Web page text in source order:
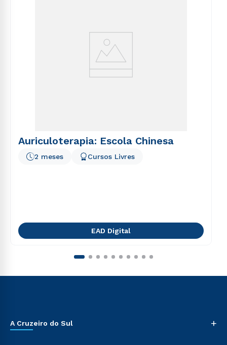
Auriculoterapia: Escola Chinesa
2 meses Cursos Livres
EAD Digital
A Cruzeiro do Sul +